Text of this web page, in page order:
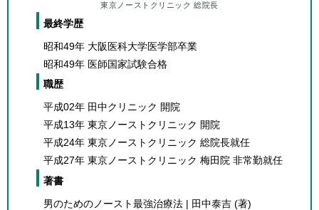
東京ノーストクリニック 総院長
最終学歴
昭和49年 大阪医科大学医学部卒業
昭和49年 医師国家試験合格
職歴
平成02年 田中クリニック 開院
平成13年 東京ノーストクリニック 開院
平成24年 東京ノーストクリニック 総院長就任
平成27年 東京ノーストクリニック 梅田院 非常勤就任
著書
男のためのノースト最強治療法 | 田中泰吉 (著)